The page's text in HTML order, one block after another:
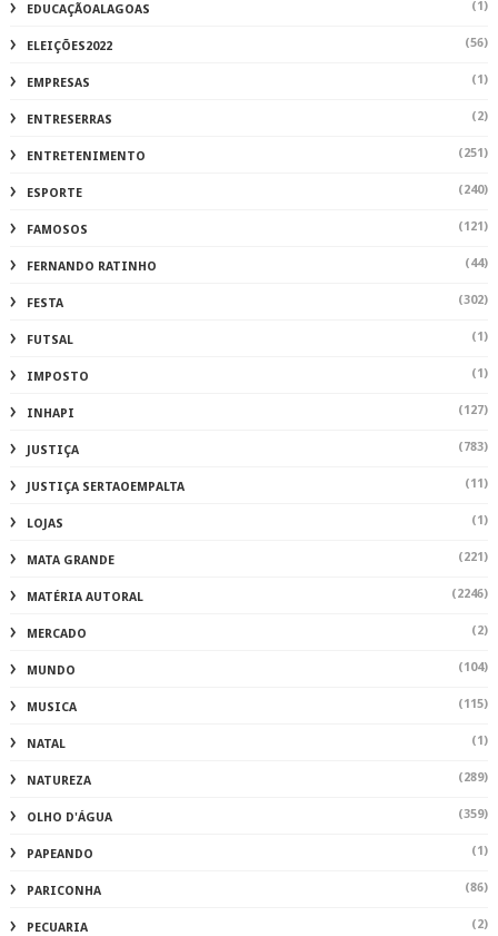
EDUCAÇÃOALAGOAS (1)
ELEIÇÕES2022 (56)
EMPRESAS (1)
ENTRESERRAS (2)
ENTRETENIMENTO (251)
ESPORTE (240)
FAMOSOS (121)
FERNANDO RATINHO (44)
FESTA (302)
FUTSAL (1)
IMPOSTO (1)
INHAPI (127)
JUSTIÇA (783)
JUSTIÇA SERTAOEMPALTA (11)
LOJAS (1)
MATA GRANDE (221)
MATÉRIA AUTORAL (2246)
MERCADO (2)
MUNDO (104)
MUSICA (115)
NATAL (1)
NATUREZA (289)
OLHO D'ÁGUA (359)
PAPEANDO (1)
PARICONHA (86)
PECUARIA (2)